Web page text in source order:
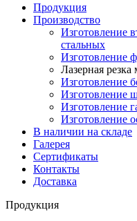
Продукция
Производство
Изготовление
стальных
Изготовление
Лазерная резка
Изготовление
Изготовление
Изготовление
Изготовление
В наличии на складе
Галерея
Сертификаты
Контакты
Доставка
Продукция